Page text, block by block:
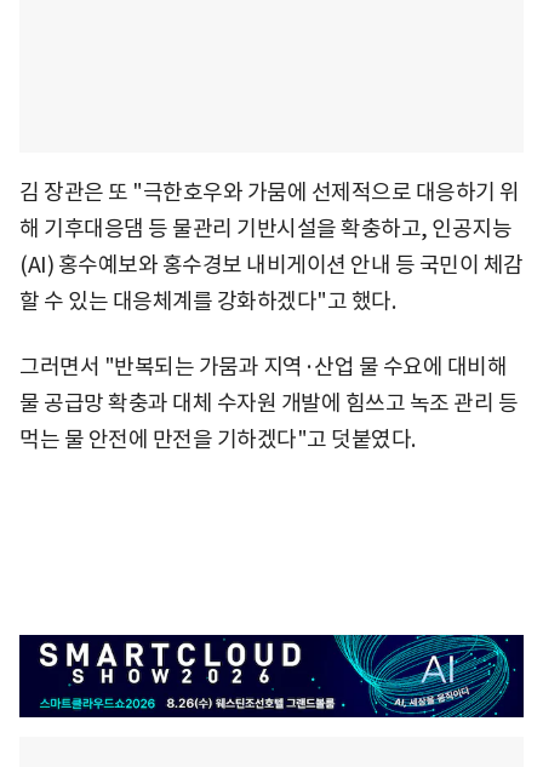
김 장관은 또 "극한호우와 가뭄에 선제적으로 대응하기 위
해 기후대응댐 등 물관리 기반시설을 확충하고, 인공지능
(AI) 홍수예보와 홍수경보 내비게이션 안내 등 국민이 체감
할 수 있는 대응체계를 강화하겠다"고 했다.
그러면서 "반복되는 가뭄과 지역·산업 물 수요에 대비해
물 공급망 확충과 대체 수자원 개발에 힘쓰고 녹조 관리 등
먹는 물 안전에 만전을 기하겠다"고 덧붙였다.